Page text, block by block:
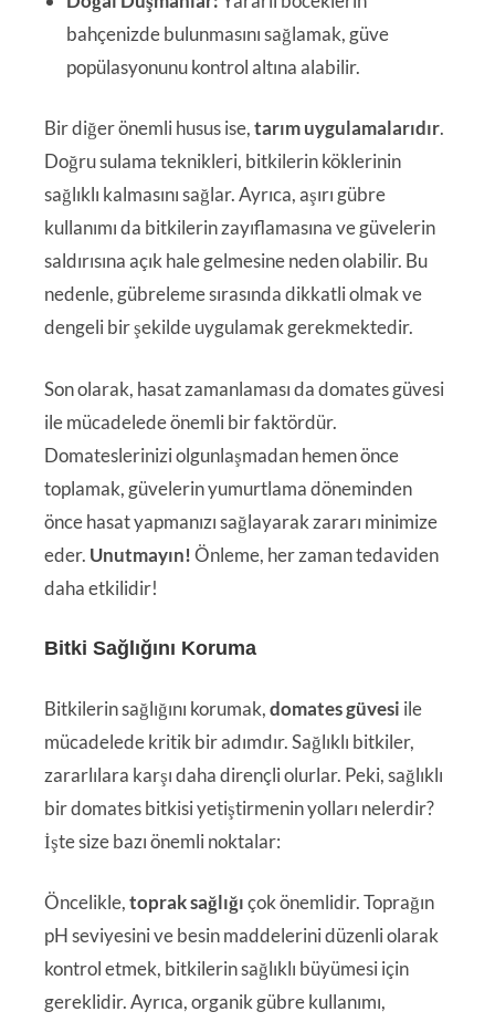
bahçenizde bulunmasını sağlamak, güve
popülasyonunu kontrol altına alabilir.
Bir diğer önemli husus ise,tarım uygulamalarıdır.
Doğru sulama teknikleri, bitkilerin köklerinin
sağlıklı kalmasını sağlar. Ayrıca, aşırı gübre
kullanımı da bitkilerin zayıflamasına ve güvelerin
saldırısına açık hale gelmesine neden olabilir. Bu
nedenle, gübreleme sırasında dikkatli olmak ve
dengeli bir şekilde uygulamak gerekmektedir.
Son olarak, hasat zamanlaması da domates güvesi
ile mücadelede önemli bir faktördür.
Domateslerinizi olgunlaşmadan hemen önce
toplamak, güvelerin yumurtlama döneminden
önce hasat yapmanızı sağlayarak zararı minimize
eder. Unutmayın!Önleme, her zaman tedaviden
daha etkilidir!
Bitki Sağlığını Koruma
Bitkilerin sağlığını korumak,domates güvesi ile
mücadelede kritik bir adımdır. Sağlıklı bitkiler,
zararlılara karşı daha dirençli olurlar. Peki, sağlıklı
bir domates bitkisi yetiştirmenin yolları nelerdir?
İşte size bazı önemli noktalar:
Öncelikle,toprak sağlığıçok önemlidir. Toprağın
pH seviyesini ve besin maddelerini düzenli olarak
kontrol etmek, bitkilerin sağlıklı büyümesi için
gereklidir. Ayrıca, organik gübre kullanımı,